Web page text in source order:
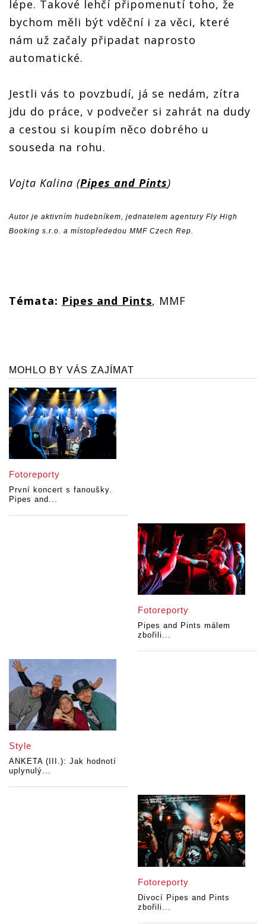
lépe. Takové lehčí připomenutí toho, že
bychom měli být vděční i za věci, které
nám už začaly připadat naprosto
automatické.
Jestli vás to povzbudí, já se nedám, zítra
jdu do práce, v podvečer si zahrát na dudy
a cestou si koupím něco dobrého u
souseda na rohu.
Vojta Kalina (Pipes and Pints)
Autor je aktivním hudebníkem, jednatelem agentury Fly High
Booking s.r.o. a místopřededou MMF Czech Rep.
Témata: Pipes and Pints, MMF
MOHLO BY VÁS ZAJÍMAT
Fotoreporty
První koncert s fanoušky.
Pipes and...
Fotoreporty
Pipes and Pints málem
zbořili...
Style
ANKETA (III.): Jak hodnotí
uplynulý...
Fotoreporty
Divocí Pipes and Pints
zbořili...